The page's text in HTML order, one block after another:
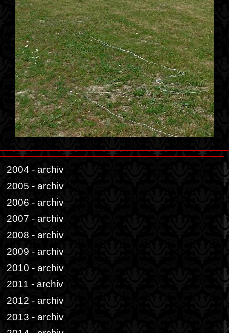
2004 - archiv
2005 - archiv
2006 - archiv
2007 - archiv
2008 - archiv
2009 - archiv
2010 - archiv
2011 - archiv
2012 - archiv
2013 - archiv